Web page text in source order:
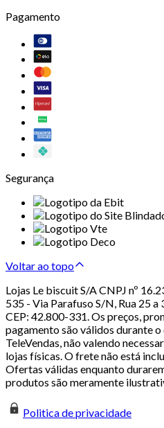
Pagamento
Segurança
Voltar ao topo
Lojas Le biscuit S/A CNPJ nº
535 - Via Parafuso S/N, Rua 25
CEP: 42.800-331. Os preços,
pagamento são válidos durante o
TeleVendas, não valendo
lojas físicas. O frete não está
Ofertas válidas enquanto
produtos são meramente
Politica de privacidade